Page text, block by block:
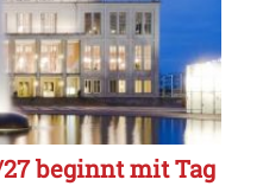
beginnt mit Tag